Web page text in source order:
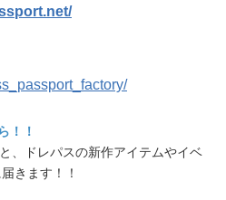
！！
、ドレパスの新作アイテムやイベ
きます！！